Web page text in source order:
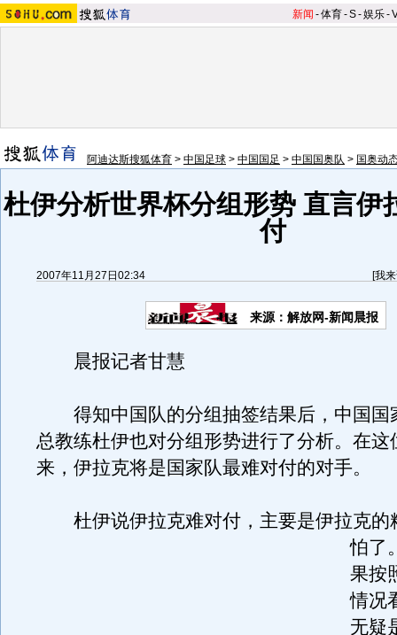
新闻 -体育-S-娱乐-
阿迪达斯搜狐体育 > 中国足球 > 中国国足 > 中国国奥队 > 国奥动
杜伊分析世界杯分组形势 直言伊
付
2007年11月27日02:34 [我
来源：解放网-新闻晨报
晨报记者甘慧
得知中国队的分组抽签结果后，中国国
总教练杜伊也对分组形势进行了分析。在这
来，伊拉克将是国家队最难对付的对手。
杜伊说伊拉克难对付，主要是伊拉克的
怕了
果按
情况
无疑